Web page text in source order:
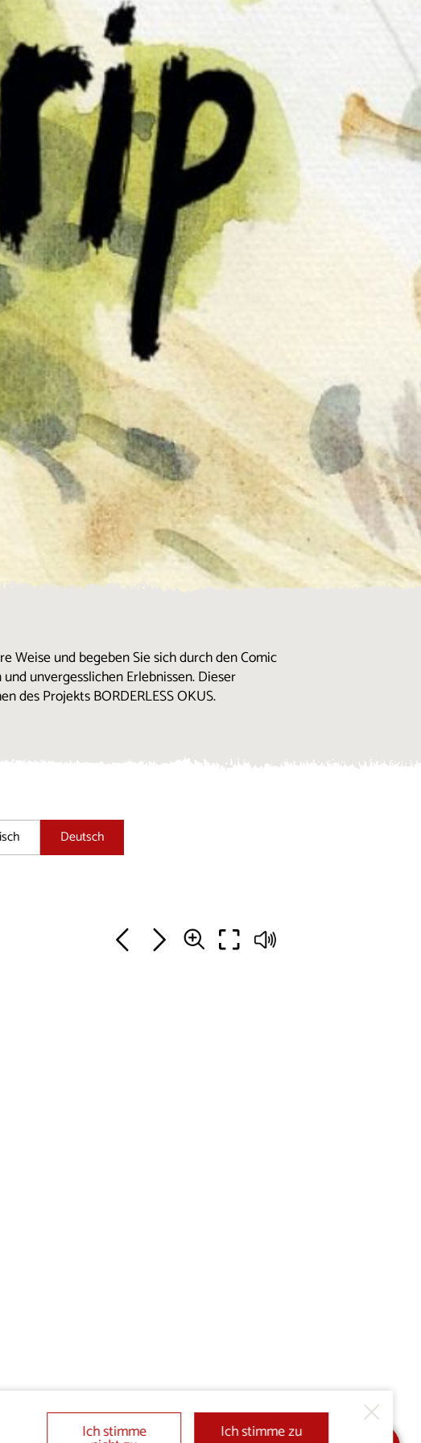
Weise und begeben Sie sich durch den Comic
unvergesslichen Erlebnissen. Dieser
des Projekts BORDERLESS OKUS.
Deutsch
Ich stimme Ich stimme zu